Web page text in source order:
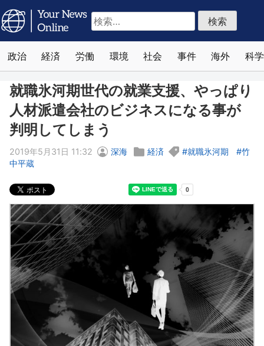
検
索:
政治 経済 労働 環境 社会 事件 海外 科学
就職氷河期世代の就業支援、やっぱり
人材派遣会社のビジネスになる事が
判明してしまう
2019年5月31日 11:32 深海 経済 就職氷河期
竹
中平蔵